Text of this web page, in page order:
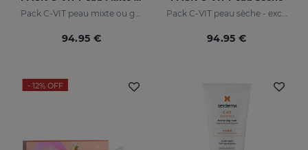
94.95 € 94.95 €
- 12% OFF